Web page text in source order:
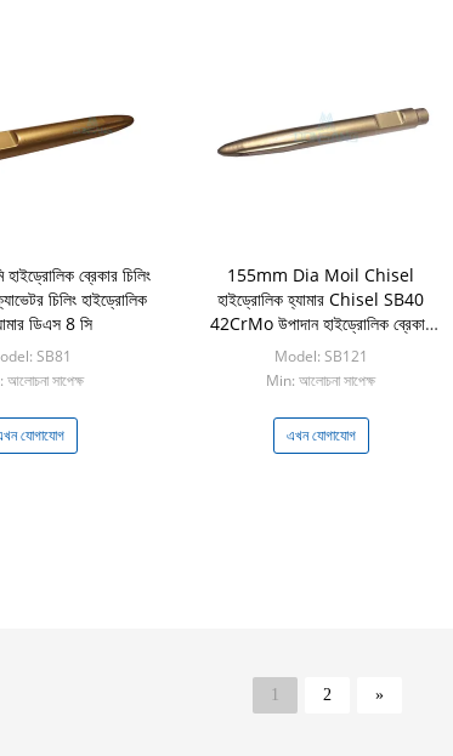
ব্রেকার চিলিং
চিলিং হাইড্রোলিক
ডিএস 8 সি
SB81
সাপেক্ষ
যোগাযোগ
155mm Dia Moil Chisel
হাইড্রোলিক হ্যামার Chisel SB40
42CrMo উপাদান হাইড্রোলিক ব্রেকার
পার্টস DS8C
Model: SB121
Min: আলোচনা সাপেক্ষ
এখন যোগাযোগ
1 2 »